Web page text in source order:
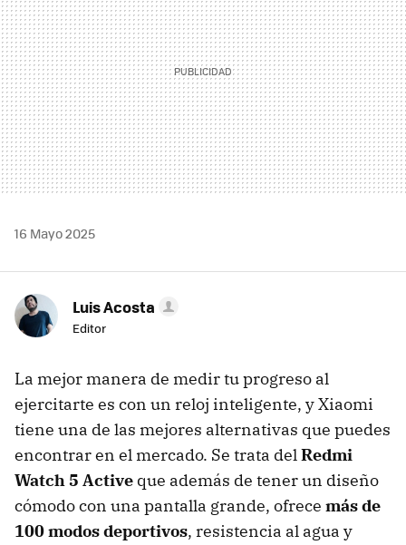
16 Mayo 2025
Luis Acosta
Editor
La mejor manera de medir tu progreso al
ejercitarte es con un reloj inteligente, y Xiaomi
tiene una de las mejores alternativas que puedes
encontrar en el mercado. Se trata delRedmi
Watch 5 Active que además de tener un diseño
cómodo con una pantalla grande, ofrece más de
100 modos deportivos, resistencia al agua y